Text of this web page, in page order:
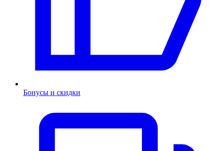
Бонусы и скидки